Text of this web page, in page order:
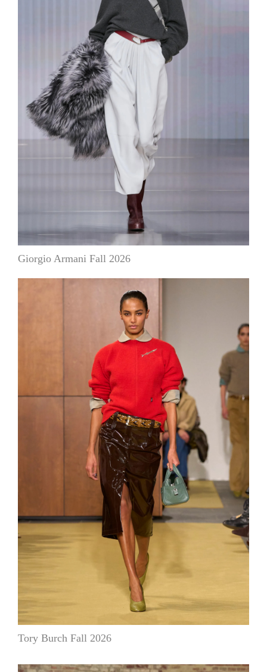
Giorgio Armani Fall 2026
Tory Burch Fall 2026